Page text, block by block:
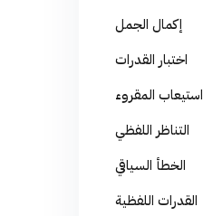
إكمال الجمل
اختبار القدرات
استيعاب المقروء
التناظر اللفظي
الخطأ السياقي
القدرات اللفظية